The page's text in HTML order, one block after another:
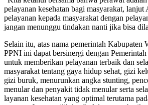
pelayanan kesehatan bagi masyarakat,
pelayanan kepada masyarakat dengan
jangan menunggu tindakan nanti jika bisa
Selain itu, atas nama pemerintah Kabupaten
PPNI ini dapat bersinergi dengan
untuk memberikan pelayanan terbaik dan
masyarakat tentang gaya hidup sehat, gizi
gizi buruk, menurunkan angka stunting,
menular dan penyakit tidak menular serta
layanan kesehatan yang optimal terutama